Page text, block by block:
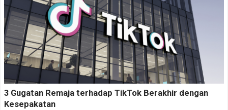
3 Gugatan Remaja terhadap TikTok Berakhir dengan
Kesepakatan